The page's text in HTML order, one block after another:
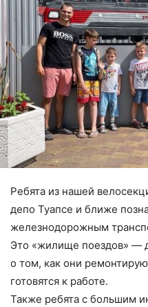
Ребята из нашей
депо Туапсе и ближе
железнодорожным
Это «жилище поездов» —
о том, как они
готовятся к работе.
Также ребята с большим